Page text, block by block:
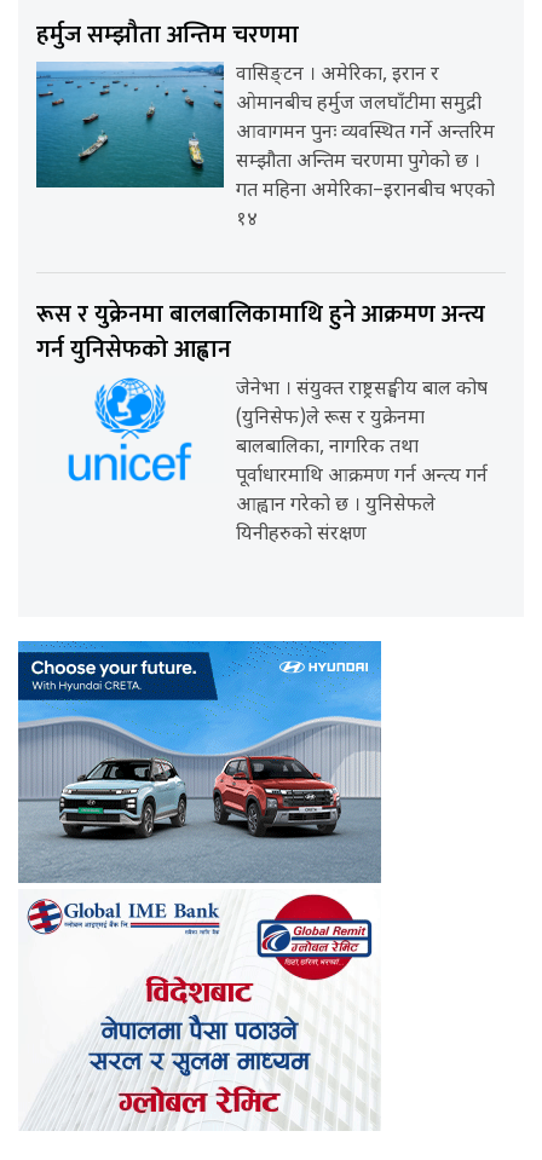
हर्मुज सम्झौता अन्तिम चरणमा
वासिङ्टन । अमेरिका, इरान र
ओमानबीच हर्मुज जलघाँटीमा समुद्री
आवागमन पुनः व्यवस्थित गर्ने अन्तरिम
सम्झौता अन्तिम चरणमा पुगेको छ ।
गत महिना अमेरिका–इरानबीच भएको
१४
रूस र युक्रेनमा बालबालिकामाथि हुने आक्रमण अन्त्य
गर्न युनिसेफको आह्वान
जेनेभा । संयुक्त राष्ट्रसङ्घीय बाल कोष
(युनिसेफ)ले रूस र युक्रेनमा
बालबालिका, नागरिक तथा
पूर्वाधारमाथि आक्रमण गर्न अन्त्य गर्न
आह्वान गरेको छ । युनिसेफले
यिनीहरुको संरक्षण